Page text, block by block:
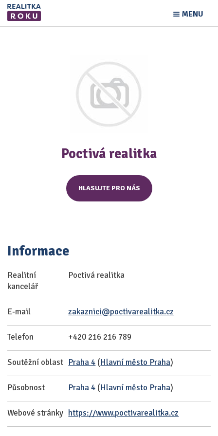
MENU
Poctivá realitka
HLASUJTE PRO NÁS
Informace
Realitní
kancelář
Poctivá realitka
E-mail zakaznici@poctivarealitka.cz
Telefon +420 216 216 789
Soutěžní oblast Praha 4 (Hlavní město Praha)
Působnost Praha 4 (Hlavní město Praha)
Webové stránky https://www.poctivarealitka.cz